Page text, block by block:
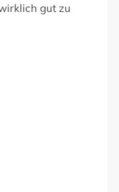
gut zu